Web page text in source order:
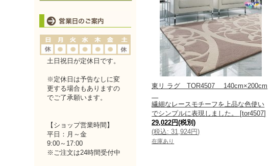
土日祝日が定休日です。
※定休日は予告なしに変
更する場合もありますの
でご了承願います。
【ショップ営業時間】
平日：月～金
9:00～17:00
※ご注文は24時間受付中
東リ ラグ TOR4507 140cm×200cm
繊細なレースモチーフを上品な色使い
でシンプルに表現しました。
[tor4507]
29,022円(税別)
(税込: 31,924円)
在庫あり